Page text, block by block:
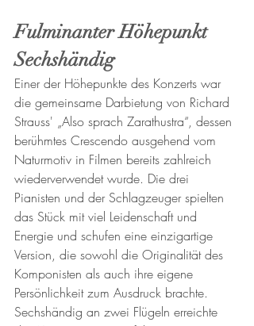
Fulminanter Höhepunkt
Sechshändig
Einer der Höhepunkte des Konzerts war
die gemeinsame Darbietung von Richard
Strauss' „Also sprach Zarathustra“, dessen
berühmtes Crescendo ausgehend vom
Naturmotiv in Filmen bereits zahlreich
wiederverwendet wurde. Die drei
Pianisten und der Schlagzeuger spielten
das Stück mit viel Leidenschaft und
Energie und schufen eine einzigartige
Version, die sowohl die Originalität des
Komponisten als auch ihre eigene
Persönlichkeit zum Ausdruck brachte.
Sechshändig an zwei Flügeln erreichte